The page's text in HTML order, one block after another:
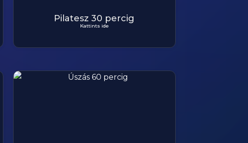
Pilatesz 30 percig
Kattints ide